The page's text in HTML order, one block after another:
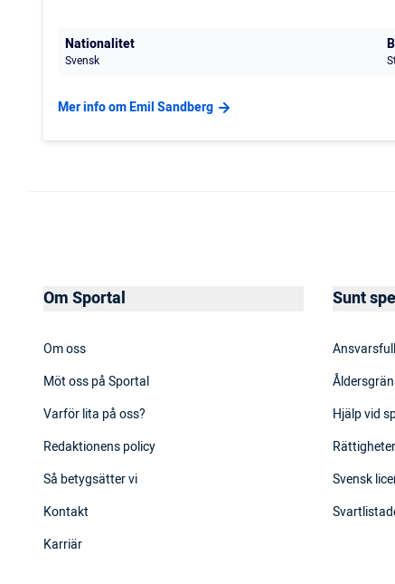
Nationalitet
Svensk
Mer info om Emil Sandberg
Om Sportal
Om oss
Möt oss på Sportal
Varför lita på oss?
Redaktionens policy
Så betygsätter vi
Kontakt
Karriär
Sunt
Hjälp vid
Svensk